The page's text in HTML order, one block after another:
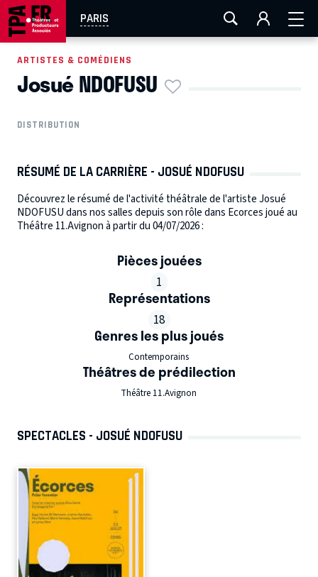
PARIS
AIX-MARSEILLE LA ROCHELLE
EN TOURNÉE
ARTISTES & COMÉDIENS
Josué NDOFUSU
DISTRIBUTION
RÉSUMÉ DE LA CARRIÈRE - JOSUÉ NDOFUSU
Découvrez le résumé de l'activité théâtrale de l'artiste Josué
NDOFUSU dans nos salles depuis son rôle dans Ecorces joué au
Théâtre 11.Avignon à partir du 04/07/2026 :
Pièces jouées
1
Représentations
18
Genres les plus joués
Contemporains
Théâtres de prédilection
Théâtre 11.Avignon
SPECTACLES - JOSUÉ NDOFUSU